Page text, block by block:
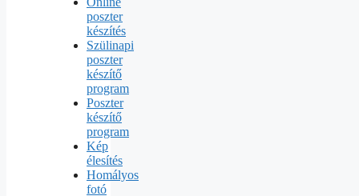
poszter
készítés
Szülinapi
poszter
készítő
program
Poszter
készítő
program
Kép
élesítés
Homályos
fotó